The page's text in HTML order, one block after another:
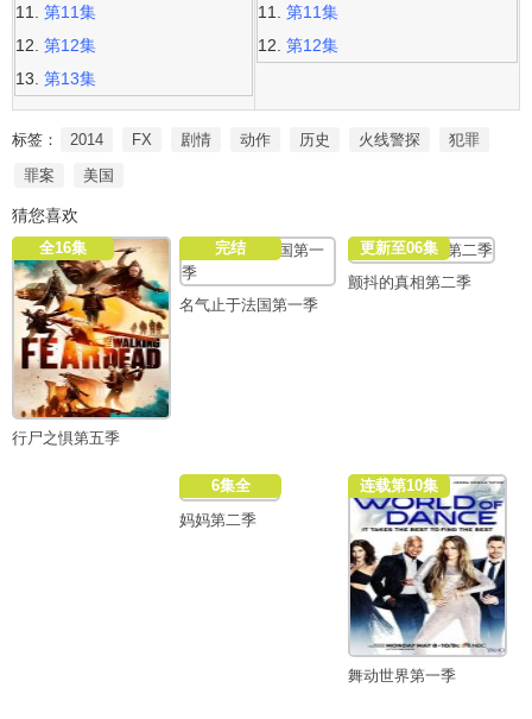
第11集
第12集
第13集
第11集
第12集
标签： 2014 FX 剧情 动作 历史 火线警探
犯罪
罪案
美国
猜您喜欢
全16集
行尸之惧第五季
完结
名气止于法国第一季
更新至06集
颤抖的真相第二季
6集全
妈妈第二季
连载第10集
舞动世界第一季